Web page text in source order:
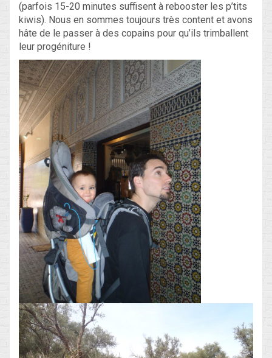
(parfois 15-20 minutes suffisent à rebooster les p’tits
kiwis). Nous en sommes toujours très content et avons
hâte de le passer à des copains pour qu’ils trimballent
leur progéniture !